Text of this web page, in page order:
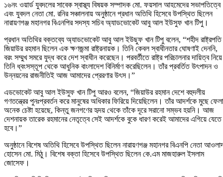
১৬নং ওয়ার্ড যুবদলের সাবেক স্বাস্থ্য বিষয়ক সম্পাদক মো. ফয়সাল আহমেদের সভাপতিত্বে
এবং যুবদল নেতা মো. রনির সঞ্চালনায় অনুষ্ঠানে প্রধান অতিথি হিসেবে উপস্থিত ছিলেন
নারায়ণগঞ্জ মহানগর বিএনপির সদস্য সচিব অ্যাডভোকেট আবু আল ইউসুফ খান টিপু।
প্রধান অতিথির বক্তব্যে অ্যাডভোকেট আবু আল ইউছুফ খান টিপু বলেন, “শহীদ রাষ্ট্রপতি
জিয়াউর রহমান ছিলেন এক ক্ষণজন্মা রাষ্ট্রনায়ক। তিনি কেবল স্বাধীনতার ঘোষণাই দেননি,
বরং সম্মুখ সমরে যুদ্ধ করে দেশ স্বাধীন করেছেন। পরবর্তীতে রাষ্ট্র পরিচালনার দায়িত্ব নিয়ে
তিনি ধ্বংসস্তূপ থেকে আধুনিক বাংলাদেশ বিনির্মাণ করেছিলেন। তাঁর প্রবর্তিত উৎপাদন ও
উন্নয়নের রাজনীতিই আজ আমাদের প্রেরণার উৎস।”
এডভোকেট আবু আল ইউসুফ খান টিপু আরও বলেন, “জিয়াউর রহমান দেশে বহুদলীয়
গণতন্ত্রের পুনঃপ্রবর্তন করে মানুষের অধিকার ফিরিয়ে দিয়েছিলেন। তাঁর আদর্শকে মুছে
অনেক চেষ্টা হয়েছে, কিন্তু জনগণের হৃদয় থেকে তাঁকে দূরে সরানো সম্ভব হয়নি। আজ
দেশনায়ক তারেক রহমানের নেতৃত্বে সেই আদর্শকে বুকে ধারণ করেই আমাদের এগিয়ে যেতে
হবে।”
অনুষ্ঠানে বিশেষ অতিথি হিসেবে উপস্থিত ছিলেন নারায়ণগঞ্জ মহানগর বিএনপি নেতা
হোসেন মো. মিঠু। বিশেষ বক্তা হিসেবে উপস্থিত ছিলেন কে.এম মাজহারুল ইসলাম
জোসেফ।